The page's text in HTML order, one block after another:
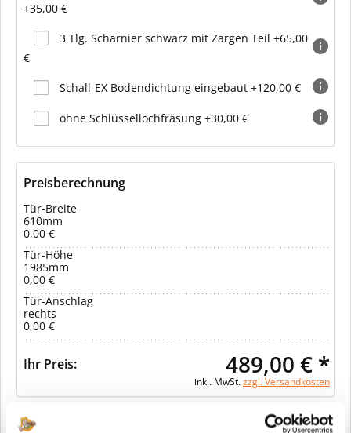
+35,00 €
3 Tlg. Scharnier schwarz mit Zargen Teil +65,00
€
Schall-EX Bodendichtung eingebaut +120,00 €
ohne Schlüssellochfräsung +30,00 €
Preisberechnung
Tür-Breite
610mm
0,00 €
Tür-Höhe
1985mm
0,00 €
Tür-Anschlag
rechts
0,00 €
Ihr Preis: 489,00 € *
inkl. MwSt.zzgl. Versandkosten